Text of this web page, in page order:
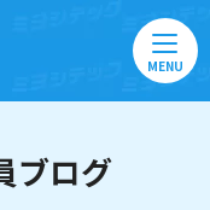
MENU
ブログ